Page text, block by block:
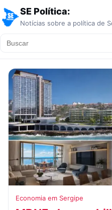
SE Política:
Notícias sobre a política de
Economia em Sergipe